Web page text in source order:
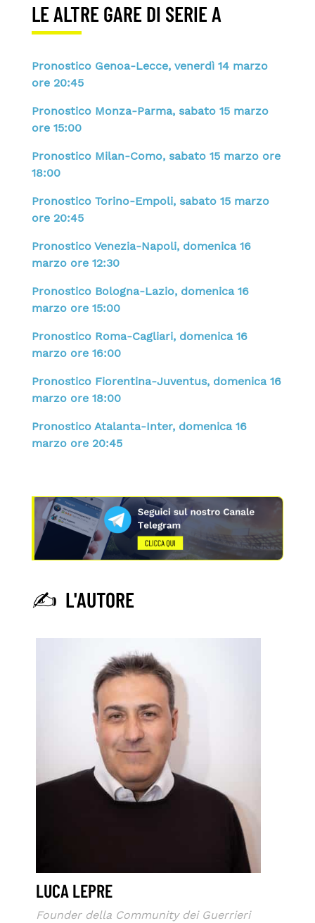
LE ALTRE GARE DI SERIE A
Pronostico Genoa-Lecce, venerdì 14 marzo
ore 20:45
Pronostico Monza-Parma, sabato 15 marzo
ore 15:00
Pronostico Milan-Como, sabato 15 marzo ore
18:00
Pronostico Torino-Empoli, sabato 15 marzo
ore 20:45
Pronostico Venezia-Napoli, domenica 16
marzo ore 12:30
Pronostico Bologna-Lazio, domenica 16
marzo ore 15:00
Pronostico Roma-Cagliari, domenica 16
marzo ore 16:00
Pronostico Fiorentina-Juventus, domenica 16
marzo ore 18:00
Pronostico Atalanta-Inter, domenica 16
marzo ore 20:45
✍️ L'AUTORE
LUCA LEPRE
Founder della Community dei Guerrieri